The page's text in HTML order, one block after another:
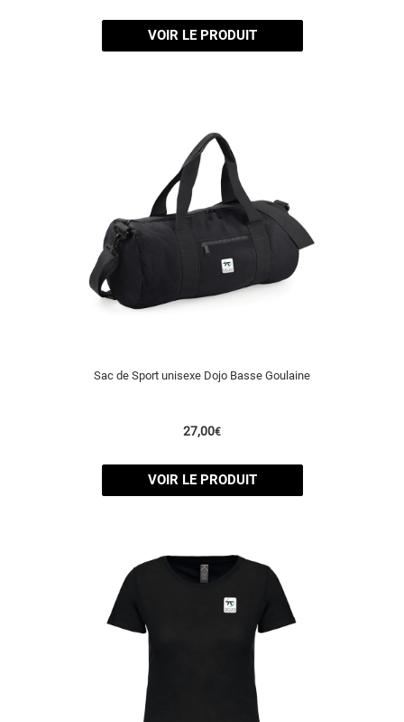
VOIR LE PRODUIT
Sac de Sport unisexe Dojo Basse Goulaine
27,00€
VOIR LE PRODUIT